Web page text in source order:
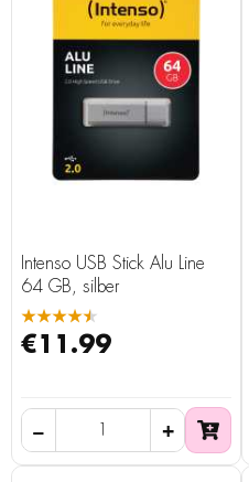
Intenso USB Stick Alu Line
64 GB, silber
★★★★★
€11.99